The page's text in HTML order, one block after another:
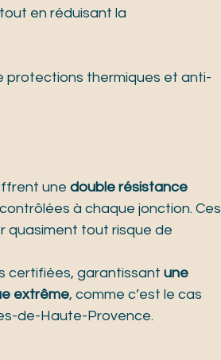
en réduisant la
protections thermiques et anti-
une double résistance
à chaque jonction. Ces
quasiment tout risque de
certifiées, garantissant une
extrême, comme c’est le cas
de-Haute-Provence.